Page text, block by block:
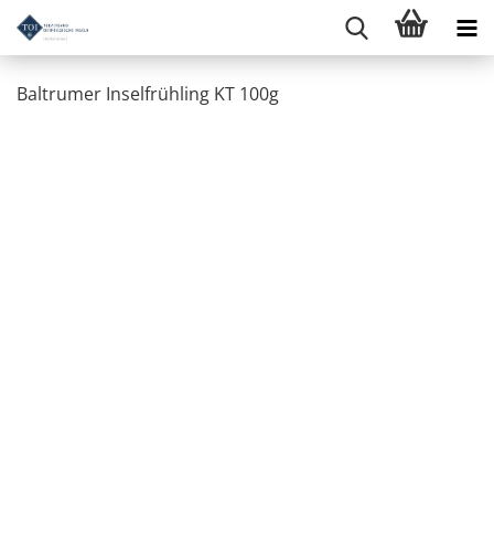
Baltrumer Inselfrühling KT 100g